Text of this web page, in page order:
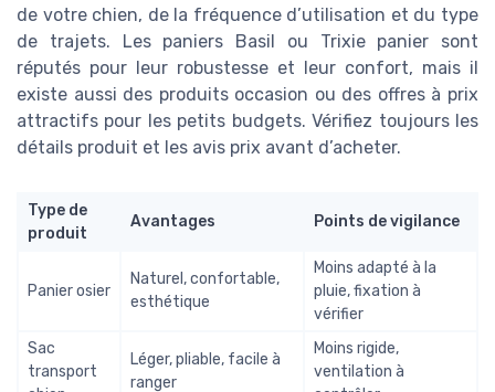
de votre chien, de la fréquence d’utilisation et du type
de trajets. Les paniers Basil ou Trixie panier sont
réputés pour leur robustesse et leur confort, mais il
existe aussi des produits occasion ou des offres à prix
attractifs pour les petits budgets. Vérifiez toujours les
détails produit et les avis prix avant d’acheter.
Type de
produit
Avantages Points de vigilance
Panier osier
Naturel, confortable,
esthétique
Moins adapté à la
pluie, fixation à
vérifier
Sac
transport
Léger, pliable, facile à
ranger
Moins rigide,
ventilation à